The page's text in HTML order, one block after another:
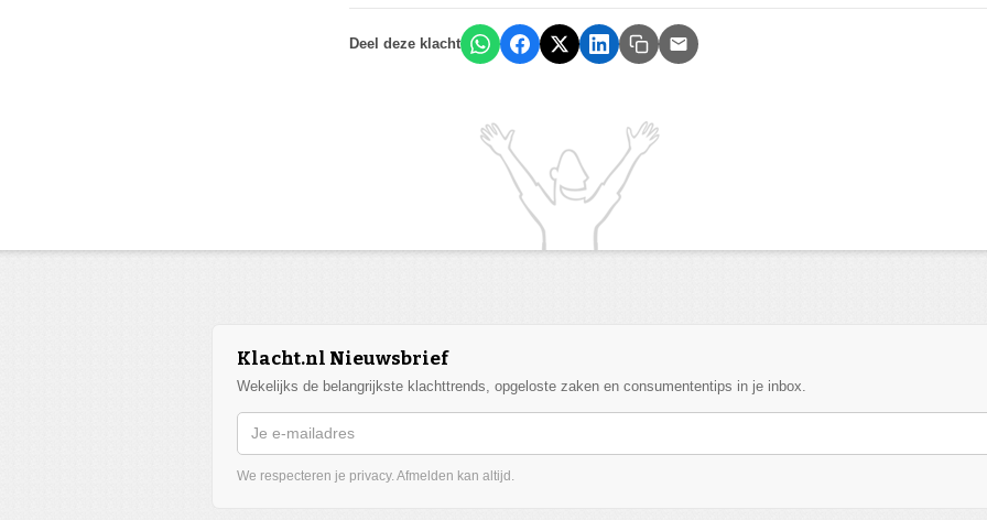
Deel deze klacht
Klacht.nl Nieuwsbrief
Wekelijks de belangrijkste klachttrends, opgeloste zaken en consumententips in je inbox.
We respecteren je privacy. Afmelden kan altijd.